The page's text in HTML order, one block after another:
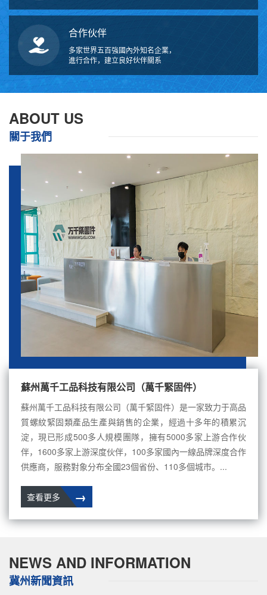
合作伙伴
多家世界五百強國內外知名企業，
進行合作，建立良好伙伴關系
ABOUT US
關于我們
蘇州萬千工品科技有限公司（萬千緊固件）
蘇州萬千工品科技有限公司（萬千緊固件）是一家致力于高品
質螺紋緊固類產品生產與銷售的企業，經過十多年的積累沉
淀，現已形成500多人規模團隊，擁有5000多家上游合作伙
伴，1600多家上游深度伙伴，100多家國內一線品牌深度合作
供應商，服務對象分布全國23個省份、110多個城市。...
→
查看更多
NEWS AND INFORMATION
冀州新聞資訊